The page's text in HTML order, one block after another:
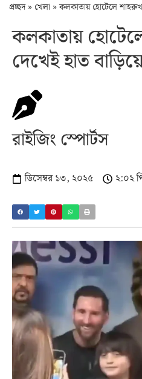
প্রচ্ছদ» খেলা »কলকাতায় হোটেলে শাহরুখ
কলকাতায়
দেখেই হাত
রাইজিং স্পোর্টস
ডিসেম্বর ১৩, ২০২৫ ২:০২